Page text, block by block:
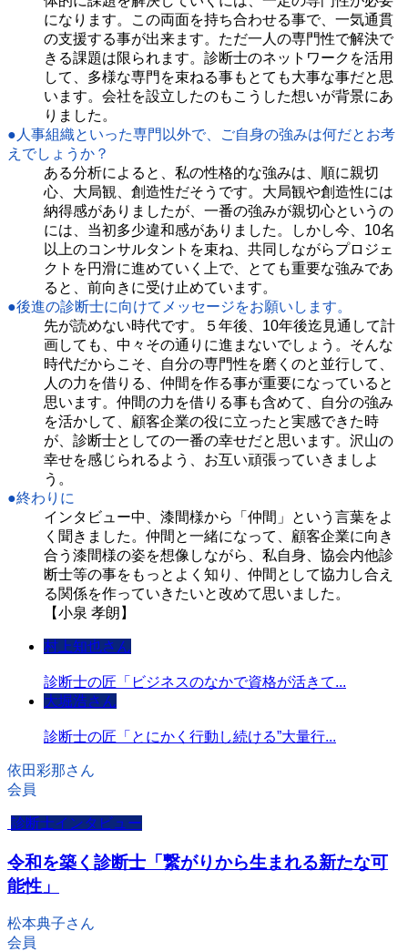
になります。この両面を持ち合わせる事で、一気通貫
の支援する事が出来ます。ただ一人の専門性で解決で
きる課題は限られます。診断士のネットワークを活用
して、多様な専門を束ねる事もとても大事な事だと思
います。会社を設立したのもこうした想いが背景にあ
りました。
●人事組織といった専門以外で、ご自身の強みは何だとお考
えでしょうか？
ある分析によると、私の性格的な強みは、順に親切
心、大局観、創造性だそうです。大局観や創造性には
納得感がありましたが、一番の強みが親切心というの
には、当初多少違和感がありました。しかし今、10名
以上のコンサルタントを束ね、共同しながらプロジェ
クトを円滑に進めていく上で、とても重要な強みであ
ると、前向きに受け止めています。
●後進の診断士に向けてメッセージをお願いします。
先が読めない時代です。５年後、10年後迄見通して計
画しても、中々その通りに進まないでしょう。そんな
時代だからこそ、自分の専門性を磨くのと並行して、
人の力を借りる、仲間を作る事が重要になっていると
思います。仲間の力を借りる事も含めて、自分の強み
を活かして、顧客企業の役に立ったと実感できた時
が、診断士としての一番の幸せだと思います。沢山の
幸せを感じられるよう、お互い頑張っていきましよ
う。
●終わりに
インタビュー中、漆間様から「仲間」という言葉をよ
く聞きました。仲間と一緒になって、顧客企業に向き
合う漆間様の姿を想像しながら、私自身、協会内他診
断士等の事をもっとよく知り、仲間として協力し合え
る関係を作っていきたいと改めて思いました。
【小泉 孝朗】
村上知也さん
診断士の匠「ビジネスのなかで資格が活きて...
大堀浩さん
診断士の匠「とにかく行動し続ける”大量行...
依田彩那さん
会員
診断士インタビュー
令和を築く診断士「繋がりから生まれる新たな可
能性」
松本典子さん
会員